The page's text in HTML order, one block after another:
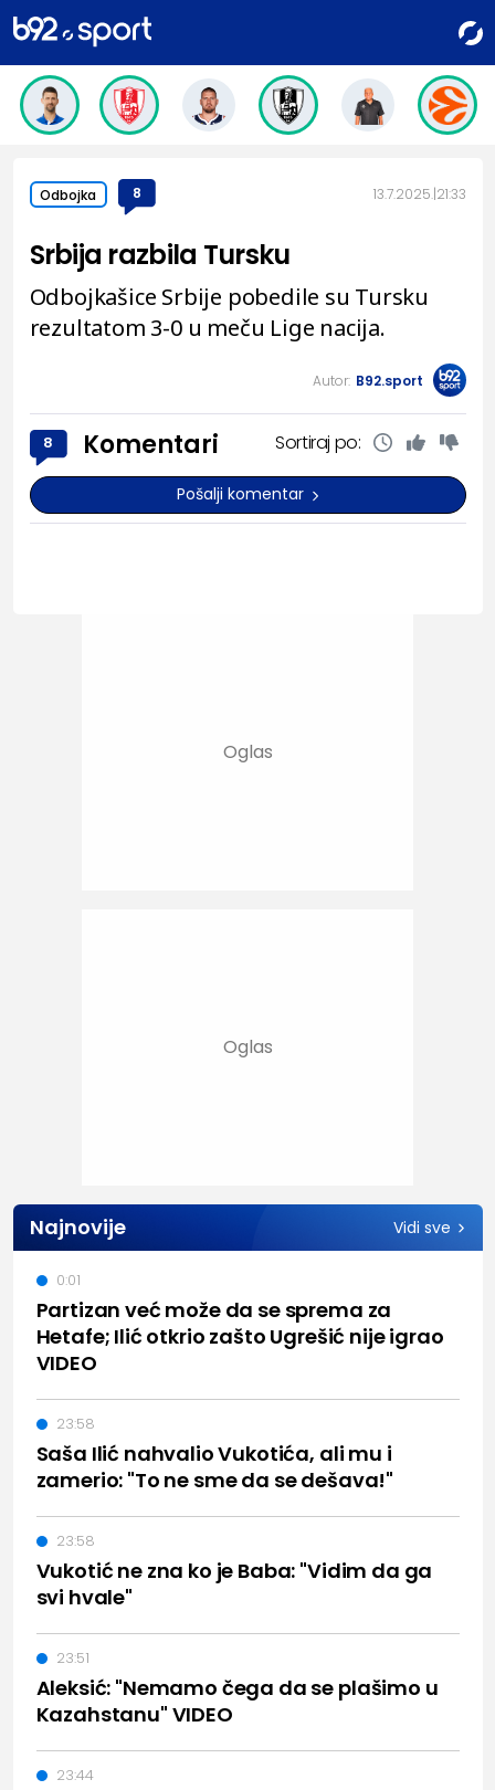
Odbojka 8 13.7.2025. 21:33
Srbija razbila Tursku
Odbojkašice Srbije pobedile su Tursku
rezultatom 3-0 u meču Lige nacija.
Autor: B92.sport
8 Komentari Sortiraj po:
Pošalji komentar
Najnovije Vidi sve
Partizan već može da se sprema za
Hetafe; Ilić otkrio zašto Ugrešić nije igrao
VIDEO
0:01
Saša Ilić nahvalio Vukotića, ali mu i
zamerio: "To ne sme da se dešava!"
23:58
Vukotić ne zna ko je Baba: "Vidim da ga
svi hvale"
23:58
Aleksić: "Nemamo čega da se plašimo u
Kazahstanu" VIDEO
23:51
23:44